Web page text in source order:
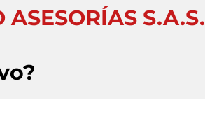
ASESORÍAS S.A.S.